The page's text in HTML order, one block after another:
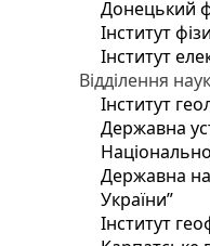
Донецький
Інститут
Інститут
Відділення
Інститут
Державна
Державна
України”
Інститут